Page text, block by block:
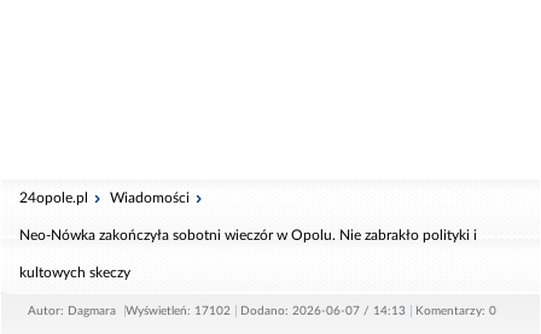
24opole.pl Wiadomości
Neo-Nówka zakończyła sobotni wieczór w Opolu. Nie zabrakło polityki i
kultowych skeczy
Autor: Dagmara Wyświetleń: 17102 Dodano: 2026-06-07 / 14:13 Komentarzy: 0